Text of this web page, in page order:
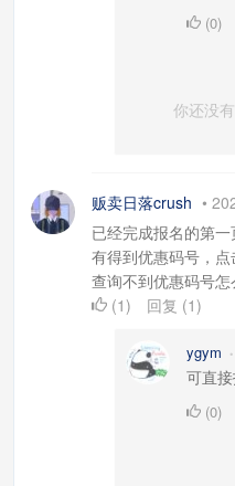
(0)
你还没
贩卖日落crush •
已经完成报名的第
有得到优惠码号，
查询不到优惠码号怎
(1) 回复 (1)
ygym •
可直
(0)